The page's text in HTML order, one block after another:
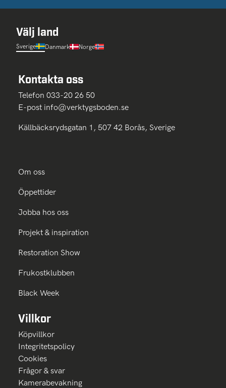
Välj land
Sverige Danmark Norge
Kontakta oss
Telefon 033-20 26 50
E-post info@verktygsboden.se
Källbäcksrydsgatan 1, 507 42 Borås, Sverige
Om oss
Öppettider
Jobba hos oss
Projekt & inspiration
Restoration Show
Frukostklubben
Black Week
Villkor
Köpvillkor
Integritetspolicy
Cookies
Frågor & svar
Kamerabevakning